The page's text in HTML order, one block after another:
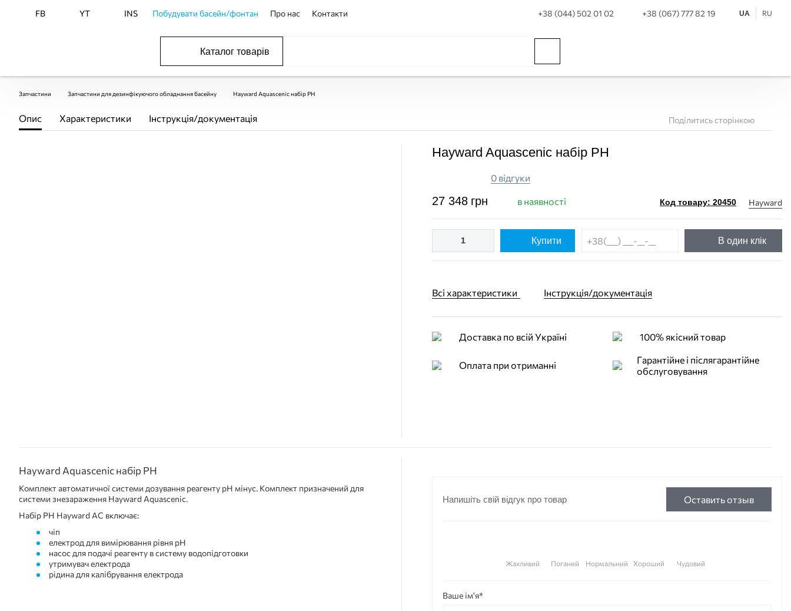
FB YT INS Побудувати басейн/фонтан Про нас Контакти +38 (044) 502 01 02 +38 (067) 777 82 19 UA RU
Каталог товарів
Запчастини Запчастини для дезинфікуючого обладнання басейну Hayward Aquascenic набір PH
Опис Характеристики Інструкція/документація Поділитись сторінкою
Hayward Aquascenic набір PH
0 відгуки
27 348 грн в наявності Код товару: 20450 Hayward
Купити В один клік
Всі характеристики Інструкція/документація
Доставка по всій Україні 100% якісний товар
Оплата при отриманні
Гарантійне і післягарантійне
обслуговування
Hayward Aquascenic набір PH
Комплект автоматичної системи дозування реагенту рН мінус. Комплект призначений для
системи знезараження Hayward Aquascenic.
Набір PH Hayward AC включає:
чіп
електрод для вимірювання рівня рН
насос для подачі реагенту в систему водопідготовки
утримувач електрода
рідина для калібрування електрода
Напишіть свій відгук про товар Оставить отзыв
Чудовий
Хороший
Нормальний
Поганий
Жахливий
Ваше ім'я*